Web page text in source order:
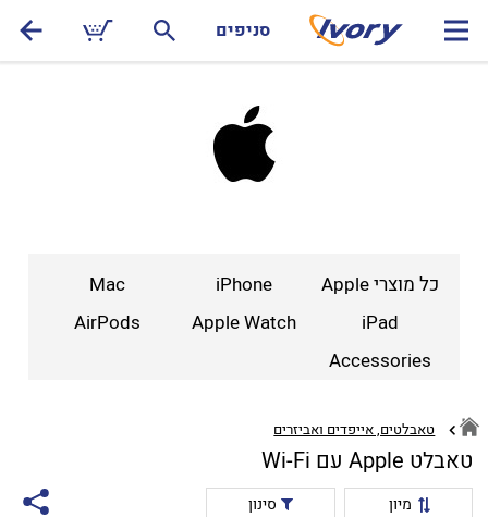
סניפים
כל מוצרי Apple iPhone
Mac
iPad
Apple Watch
AirPods
Accessories
טאבלטים, אייפדים ואביזרים
טאבלט Apple עם Wi-Fi
מיון
סינון